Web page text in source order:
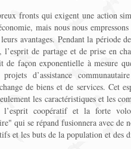
fronts qui exigent une action
mais nous nous
avantages. Pendant la période
de partage et de prise en
de façon exponentielle à mesure
d’assistance
de biens et de services. Cet
les caractéristiques et les
l’esprit coopératif et la forte
qui se répand fusionnera avec de
et les buts de la population et des